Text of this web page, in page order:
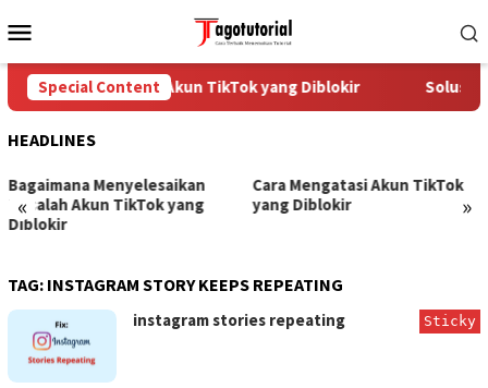
to
Menu
Special Content
Cara Mengatasi Akun TikTok yang Diblokir Solusi
HEADLINES
« »
Bagaimana Menyelesaikan
Masalah Akun TikTok yang
Diblokir
Cara Mengatasi Akun TikTok
yang Diblokir
TAG: INSTAGRAM STORY KEEPS REPEATING
instagram stories repeating Sticky